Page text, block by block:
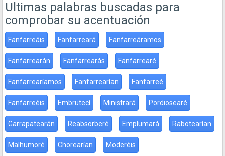
Ultimas palabras buscadas para
comprobar su acentuación
Fanfarreáis Fanfarreará Fanfarreáramos
Fanfarrearán Fanfarrearás Fanfarrearé
Fanfarrearíamos Fanfarrearían Fanfarreé
Fanfarreéis Embrutecí Ministrará Pordiosearé
Garrapatearán Reabsorberé Emplumará Rabotearían
Malhumoré Chorearían Moderéis